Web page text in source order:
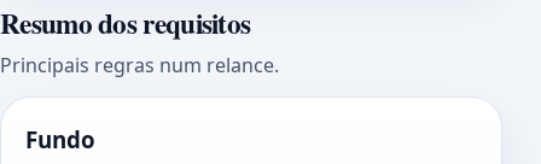
Resumo dos requisitos
Principais regras num relance.
Fundo